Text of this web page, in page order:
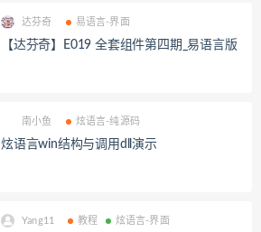
达芬奇 易语言-界面
【达芬奇】E019 全套组件第四期_易语言版
南小鱼 炫语言-纯源码
炫语言win结构与调用dll演示
Yang11 教程 炫语言-界面